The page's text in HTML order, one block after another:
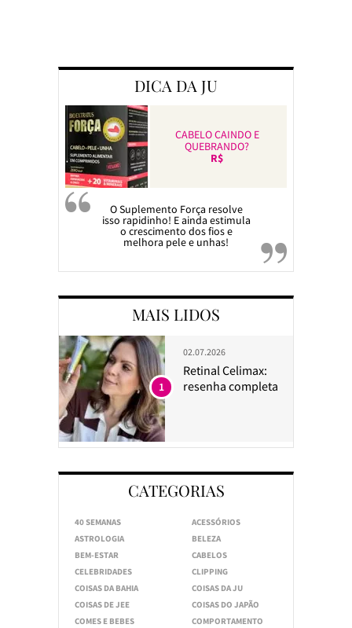
DICA DA JU
CABELO CAINDO E
QUEBRANDO?
R$
O Suplemento Força resolve
isso rapidinho! E ainda estimula
o crescimento dos fios e
melhora pele e unhas!
MAIS LIDOS
02.07.2026
Retinal Celimax:
resenha completa
1
CATEGORIAS
40 SEMANAS
ACESSÓRIOS
ASTROLOGIA
BELEZA
BEM-ESTAR
CABELOS
CELEBRIDADES
CLIPPING
COISAS DA BAHIA
COISAS DA JU
COISAS DE JEE
COISAS DO JAPÃO
COMES E BEBES
COMPORTAMENTO